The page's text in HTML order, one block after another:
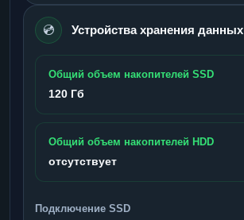
💿 Устройства хранения данных
Общий объем накопителей SSD
120 Гб
Общий объем накопителей HDD
отсутствует
Подключение SSD